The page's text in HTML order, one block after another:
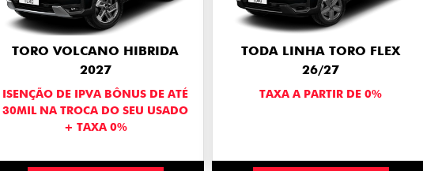
TORO VOLCANO HIBRIDA
2027
ISENÇÃO DE IPVA BÔNUS DE ATÉ
30MIL NA TROCA DO SEU USADO
+ TAXA 0%
TODA LINHA TORO FLEX
26/27
TAXA A PARTIR DE 0%